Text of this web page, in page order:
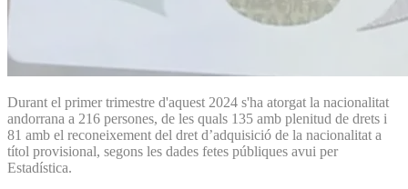
Durant el primer trimestre d'aquest 2024 s'ha atorgat la nacionalitat
andorrana a 216 persones, de les quals 135 amb plenitud de drets i
81 amb el reconeixement del dret d’adquisició de la nacionalitat a
títol provisional, segons les dades fetes públiques avui per
Estadística.